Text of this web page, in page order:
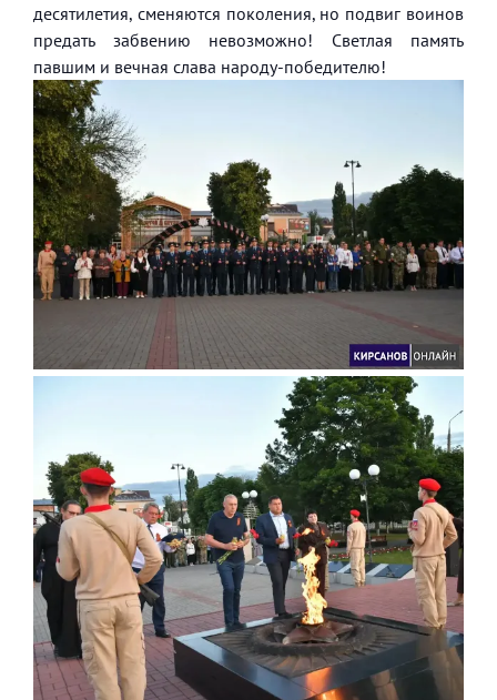
десятилетия, сменяются поколения, но подвиг воинов
предать забвению невозможно! Светлая память
павшим и вечная слава народу-победителю!